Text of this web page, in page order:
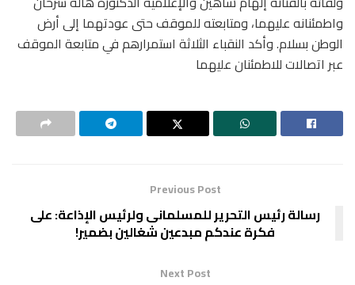
واطمئنانه عليهما، ومتابعته للموقف حتى عودتهما إلى أرض
الوطن بسلام. وأكد النقباء الثلاثة استمرارهم في متابعة الموقف
عبر اتصالات للاطمئنان عليهما
Previous Post
رسالة رئيس التحرير للمسلمانى ولرئيس الإذاعة: على
فكرة عندكم مبدعين شغالين بضمير!
Next Post